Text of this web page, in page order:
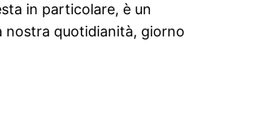
in particolare, è un
nostra quotidianità, giorno